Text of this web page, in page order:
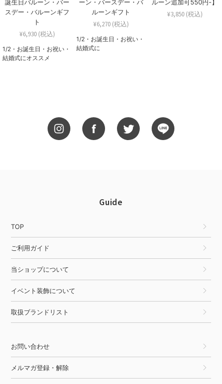
誕生日バルーン・バー
スデー・バルーンギフ
ト
¥6,930 (税込)
1/2・お誕生日・お祝い・
結婚式にオススメ
ーン・バースデー・バ
ルーンギフト
¥6,270 (税込)
1/2・お誕生日・お祝い・
結婚式に
ルーン追加可550円-】
¥3,850 (税込)
Guide
TOP
ご利用ガイド
当ショップについて
イベント装飾について
取扱ブランドリスト
お問い合わせ
メルマガ登録・解除